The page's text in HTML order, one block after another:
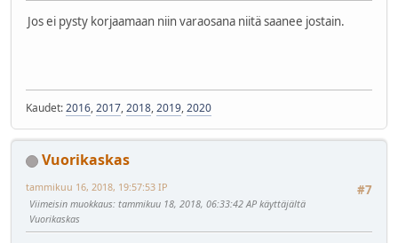
Jos ei pysty korjaamaan niin varaosana niitä saanee jostain.
Kaudet:2016,2017,2018,2019,2020
Vuorikaskas
#7
tammikuu 16, 2018, 19:57:53 IP
Viimeisin muokkaus: tammikuu 18, 2018, 06:33:42 AP käyttäjältä
Vuorikaskas